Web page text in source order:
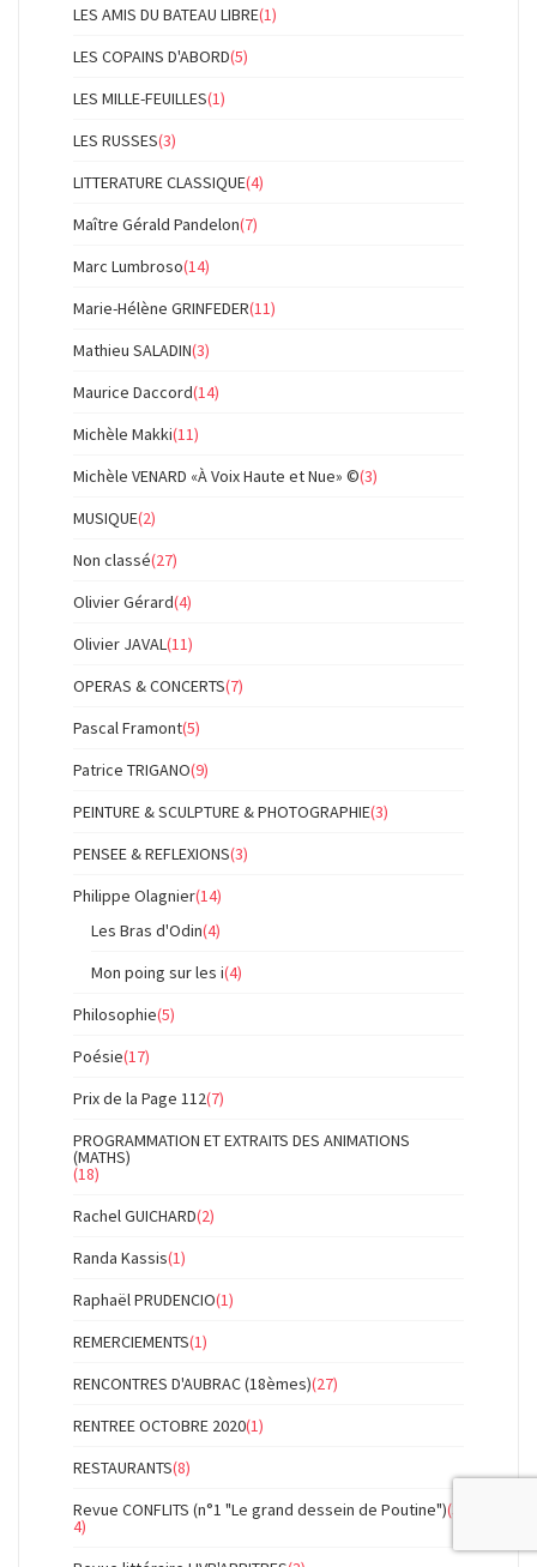
LES AMIS DU BATEAU LIBRE(1)
LES COPAINS D'ABORD(5)
LES MILLE-FEUILLES(1)
LES RUSSES(3)
LITTERATURE CLASSIQUE(4)
Maître Gérald Pandelon(7)
Marc Lumbroso(14)
Marie-Hélène GRINFEDER(11)
Mathieu SALADIN(3)
Maurice Daccord(14)
Michèle Makki(11)
Michèle VENARD «À Voix Haute et Nue» ©(3)
MUSIQUE(2)
Non classé(27)
Olivier Gérard(4)
Olivier JAVAL(11)
OPERAS & CONCERTS(7)
Pascal Framont(5)
Patrice TRIGANO(9)
PEINTURE & SCULPTURE & PHOTOGRAPHIE(3)
PENSEE & REFLEXIONS(3)
Philippe Olagnier(14)
Les Bras d'Odin(4)
Mon poing sur les i(4)
Philosophie(5)
Poésie(17)
Prix de la Page 112(7)
PROGRAMMATION ET EXTRAITS DES ANIMATIONS
(MATHS)
(18)
Rachel GUICHARD(2)
Randa Kassis(1)
Raphaël PRUDENCIO(1)
REMERCIEMENTS(1)
RENCONTRES D'AUBRAC (18èmes)(27)
RENTREE OCTOBRE 2020(1)
RESTAURANTS(8)
Revue CONFLITS (n°1 "Le grand dessein de Poutine")(3
4)